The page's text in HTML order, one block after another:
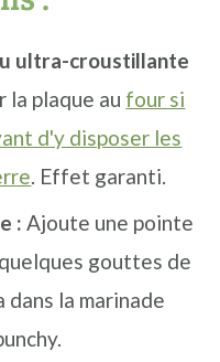
ultra-croustillante
la plaque au four si
d'y disposer les
. Effet garanti.
: Ajoute une pointe
gouttes de
dans la marinade